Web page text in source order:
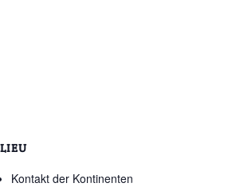
LIEU
Kontakt der Kontinenten